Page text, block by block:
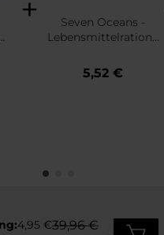
Seven Oceans -
Lebensmittelratione
5,52 €
4,95 €39,96 €